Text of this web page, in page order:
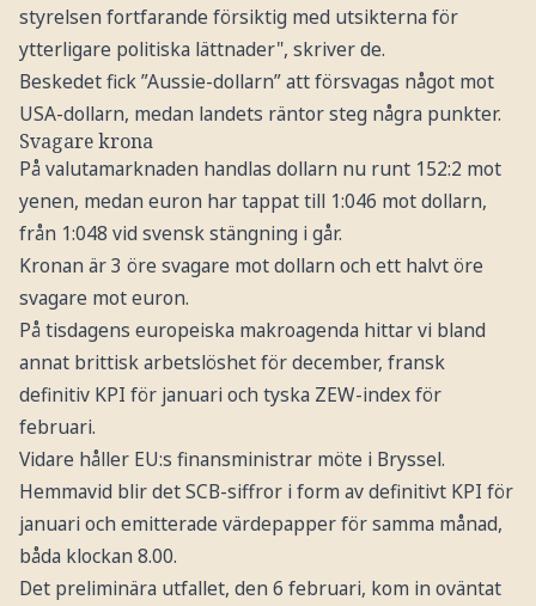
styrelsen fortfarande försiktig med utsikterna för
ytterligare politiska lättnader", skriver de.
Beskedet fick ”Aussie-dollarn” att försvagas något mot
USA-dollarn, medan landets räntor steg några punkter.
Svagare krona
På valutamarknaden handlas dollarn nu runt 152:2 mot
yenen, medan euron har tappat till 1:046 mot dollarn,
från 1:048 vid svensk stängning i går.
Kronan är 3 öre svagare mot dollarn och ett halvt öre
svagare mot euron.
På tisdagens europeiska makroagenda hittar vi bland
annat brittisk arbetslöshet för december, fransk
definitiv KPI för januari och tyska ZEW-index för
februari.
Vidare håller EU:s finansministrar möte i Bryssel.
Hemmavid blir det SCB-siffror i form av definitivt KPI för
januari och emitterade värdepapper för samma månad,
båda klockan 8.00.
Det preliminära utfallet, den 6 februari, kom in oväntat